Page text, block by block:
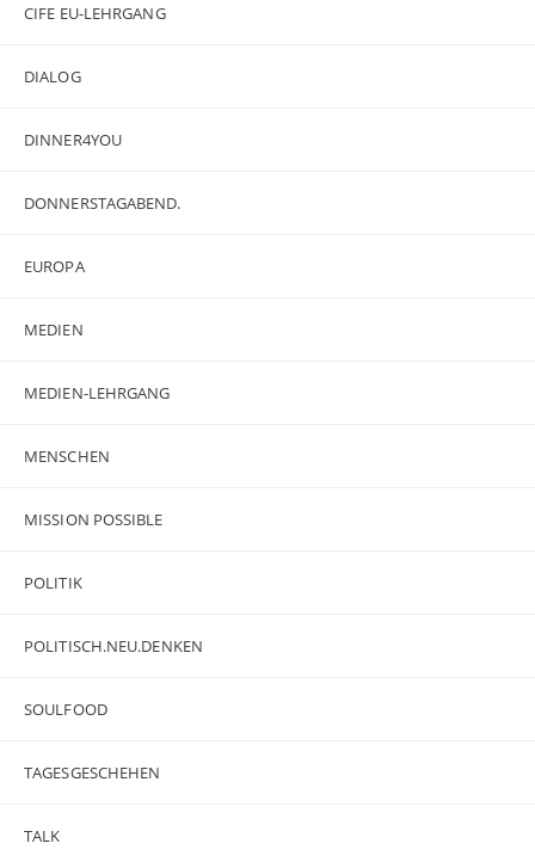
CIFE EU-LEHRGANG
DIALOG
DINNER4YOU
DONNERSTAGABEND.
EUROPA
MEDIEN
MEDIEN-LEHRGANG
MENSCHEN
MISSION POSSIBLE
POLITIK
POLITISCH.NEU.DENKEN
SOULFOOD
TAGESGESCHEHEN
TALK